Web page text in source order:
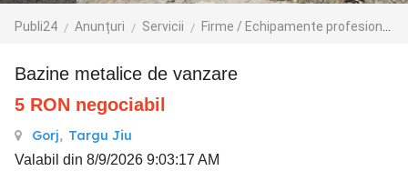
Publi24 Anunțuri Servicii Firme / Echipamente profesionale
Bazine metalice de vanzare
5 RON negociabil
Gorj, Targu Jiu
Valabil din 8/9/2026 9:03:17 AM